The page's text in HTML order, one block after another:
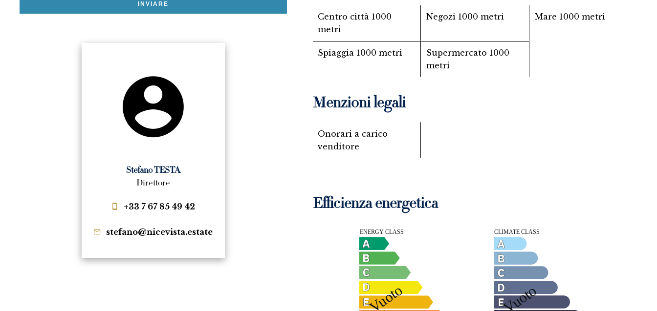
INVIARE
Stefano TESTA
Direttore
+33 7 67 85 49 42
stefano@nicevista.estate
Centro città 1000
metri
Negozi 1000 metri Mare 1000 metri
Spiaggia 1000 metri Supermercato 1000
metri
Menzioni legali
Onorari a carico
venditore
Efficienza energetica